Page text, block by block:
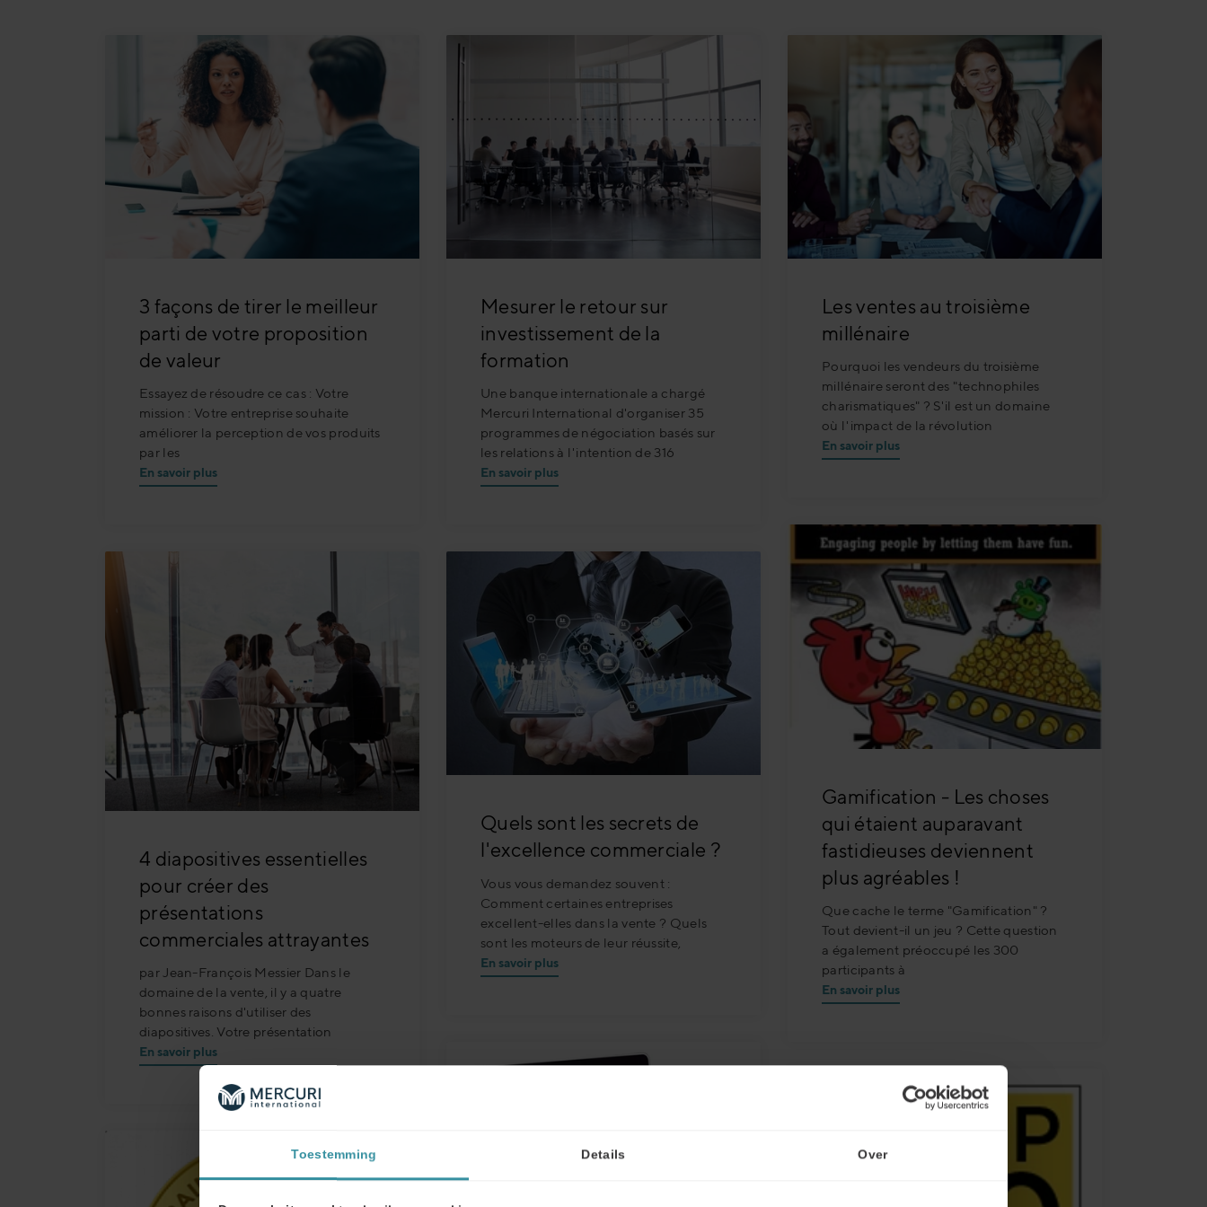
Toestemming Details Over
Formation à la vente numérique
IA - Tout ce qu'il faut savoir
Secteur bancaire
3 façons de tirer le meilleur
parti de votre proposition
de valeur
Essayez de résoudre ce cas : Votre
mission : Votre entreprise souhaite
améliorer la perception de vos produits
par les
En savoir plus
Mesurer le retour sur
investissement de la
formation
Une banque internationale a chargé
Mercuri International d'organiser 35
programmes de négociation basés sur
les relations à l'intention de 316
En savoir plus
Les ventes au troisième
millénaire
Pourquoi les vendeurs du troisième
millénaire seront des "technophiles
charismatiques" ? S'il est un domaine
où l'impact de la révolution
En savoir plus
Gamification - Les choses
qui étaient auparavant
fastidieuses deviennent
plus agréables !
Que cache le terme "Gamification" ?
Tout devient-il un jeu ? Cette question
a également préoccupé les 300
participants à
En savoir plus
4 diapositives essentielles
pour créer des
présentations
commerciales attrayantes
par Jean-François Messier Dans le
domaine de la vente, il y a quatre
bonnes raisons d'utiliser des
diapositives. Votre présentation
En savoir plus
Quels sont les secrets de
l'excellence commerciale ?
Vous vous demandez souvent :
Comment certaines entreprises
excellent-elles dans la vente ? Quels
sont les moteurs de leur réussite,
En savoir plus